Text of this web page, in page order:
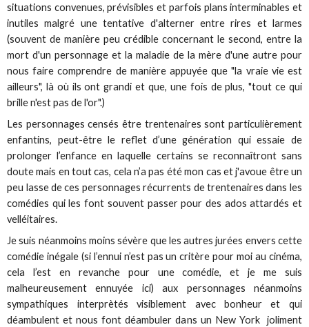
situations convenues, prévisibles et parfois plans interminables et
inutiles malgré une tentative d'alterner entre rires et larmes
(souvent de manière peu crédible concernant le second, entre la
mort d'un personnage et la maladie de la mère d'une autre pour
nous faire comprendre de manière appuyée que "la vraie vie est
ailleurs", là où ils ont grandi et que, une fois de plus, "tout ce qui
brille n'est pas de l'or".)
Les personnages censés être trentenaires sont particulièrement
enfantins, peut-être le reflet d’une génération qui essaie de
prolonger l’enfance en laquelle certains se reconnaîtront sans
doute mais en tout cas, cela n’a pas été mon cas et j'avoue être un
peu lasse de ces personnages récurrents de trentenaires dans les
comédies qui les font souvent passer pour des ados attardés et
velléitaires.
Je suis néanmoins moins sévère que les autres jurées envers cette
comédie inégale (si l’ennui n’est pas un critère pour moi au cinéma,
cela l’est en revanche pour une comédie, et je me suis
malheureusement ennuyée ici) aux personnages néanmoins
sympathiques interprètés visiblement avec bonheur et qui
déambulent et nous font déambuler dans un New York joliment